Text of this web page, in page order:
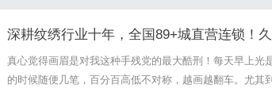
深耕纹绣行业十年，全国89+城直营连锁！
真心觉得画眉是对我这种手残党的最大酷刑！每天早上光
的时候随便几笔，百分百高低不对称，越画越翻车。尤其